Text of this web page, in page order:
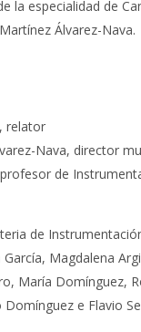
la especialidad de
Álvarez-Nava.
relator
Nava, director
de
de
Magdalena
María Domínguez,
Domínguez e Flavio